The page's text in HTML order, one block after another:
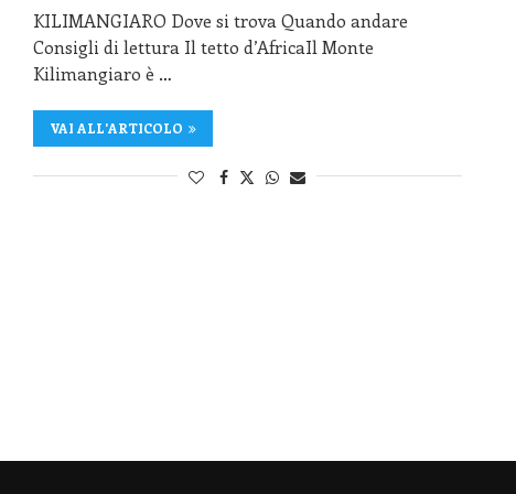
KILIMANGIARO Dove si trova Quando andare
Consigli di lettura Il tetto d’AfricaIl Monte
Kilimangiaro è …
VAI ALL'ARTICOLO